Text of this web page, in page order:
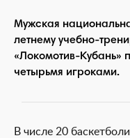
Мужская
летнему учебно-
«Локомотив-Кубань»
четырьмя игроками.
В числе 20